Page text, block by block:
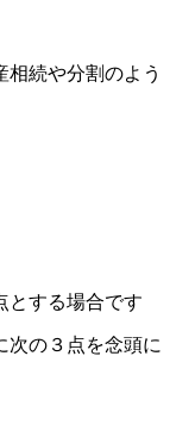
相続や分割のよう
とする場合です
次の３点を念頭に